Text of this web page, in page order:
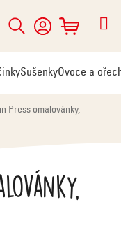
Hledat
NÁKUPNÍ
KOŠÍK
SušenkyOvoce a
Press omalovánky,